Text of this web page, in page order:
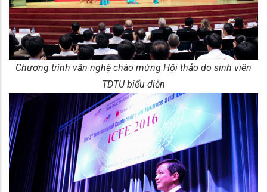
Chương trình văn nghệ chào mừng Hội thảo do sinh viên
TDTU biểu diễn